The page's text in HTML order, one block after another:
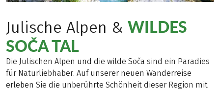
Julische Alpen & WILDES
SOČA TAL
Die Julischen Alpen und die wilde Soča sind ein Paradies
für Naturliebhaber. Auf unserer neuen Wanderreise
erleben Sie die unberührte Schönheit dieser Region mit